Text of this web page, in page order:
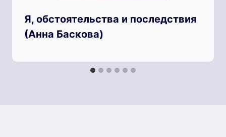
Я, обстоятельства и последствия
(Анна Баскова)